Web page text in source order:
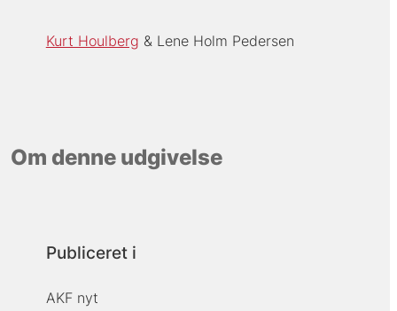
Kurt Houlberg Lene Holm Pedersen
Om denne udgivelse
Publiceret i
AKF nyt